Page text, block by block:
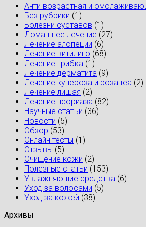
Анти возрастная и
Без рубрики (1)
Болезни суставов (1)
Домашнее лечение (27)
Лечение алопеции (6)
Лечение витилиго (68)
Лечение грибка (1)
Лечение дерматита (9)
Лечение купероза и розацеа (2)
Лечение лишая (2)
Лечение псориаза (82)
Научные статьи (36)
Новости (5)
Обзор (53)
Онлайн тесты (1)
Отзывы (5)
Очищение кожи (2)
Полезные статьи (153)
Увлажняющие средства (6)
Уход за волосами (5)
Уход за кожей (38)
Архивы